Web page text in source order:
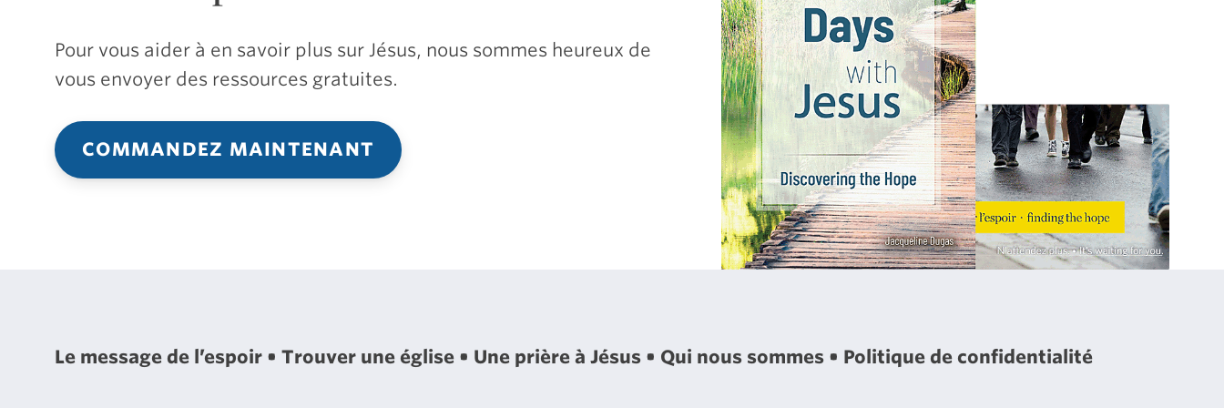
Pour vous aider à en savoir plus sur Jésus, nous sommes heureux de
vous envoyer des ressources gratuites.
COMMANDEZ MAINTENANT
Le message de l’espoir Trouver une église Une prière à Jésus Qui nous sommes Politique de confidentialité